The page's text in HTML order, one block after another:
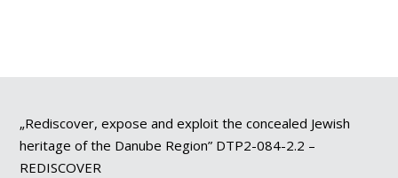
„Rediscover, expose and exploit the concealed Jewish
heritage of the Danube Region” DTP2-084-2.2 –
REDISCOVER